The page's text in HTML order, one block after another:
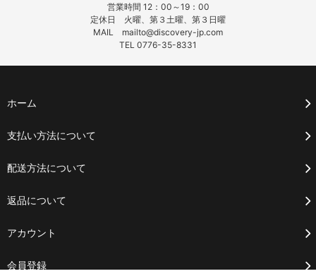
営業時間 12：00～19：00
定休日 火曜、第３土曜、第３日曜
MAIL mailto@discovery-jp.com
TEL 0776-35-8331
ホーム
支払い方法について
配送方法について
返品について
アカウント
会員登録